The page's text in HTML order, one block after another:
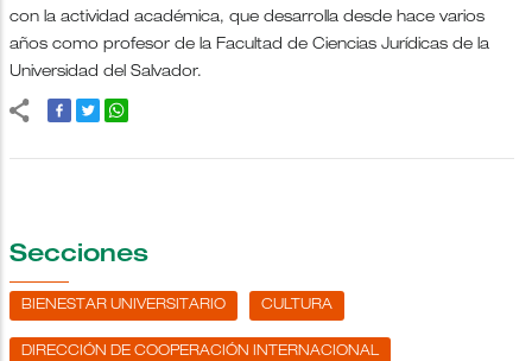
con la actividad académica, que desarrolla desde hace varios
años como profesor de la Facultad de Ciencias Jurídicas de la
Universidad del Salvador.
Secciones
BIENESTAR UNIVERSITARIO CULTURA
DIRECCIÓN DE COOPERACIÓN INTERNACIONAL